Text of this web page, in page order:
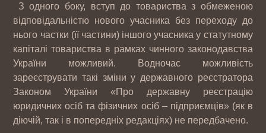
З одного боку, вступ до товариства з обмеженою
відповідальністю нового учасника без переходу до
нього частки (її частини) іншого учасника у статутному
капіталі товариства в рамках чинного законодавства
України можливий. Водночас можливість
зареєструвати такі зміни у державного реєстратора
Законом України «Про державну реєстрацію
юридичних осіб та фізичних осіб – підприємців» (як в
діючій, так і в попередніх редакціях) не передбачено.